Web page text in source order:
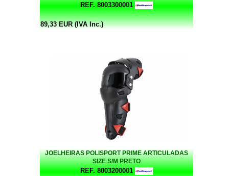
REF. 8003300001
89,33 EUR (IVA Inc.)
JOELHEIRAS POLISPORT PRIME ARTICULADAS
SIZE S/M PRETO
REF. 8003200001